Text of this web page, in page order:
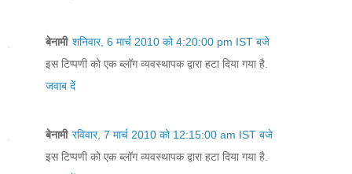
बेनामी शनिवार, 6 मार्च 2010 को 4:20:00 pm IST बजे
इस टिप्पणी को एक ब्लॉग व्यवस्थापक द्वारा हटा दिया गया है.
जवाब दें
बेनामी रविवार, 7 मार्च 2010 को 12:15:00 am IST बजे
इस टिप्पणी को एक ब्लॉग व्यवस्थापक द्वारा हटा दिया गया है.